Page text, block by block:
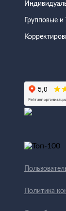
Групповые
Политика